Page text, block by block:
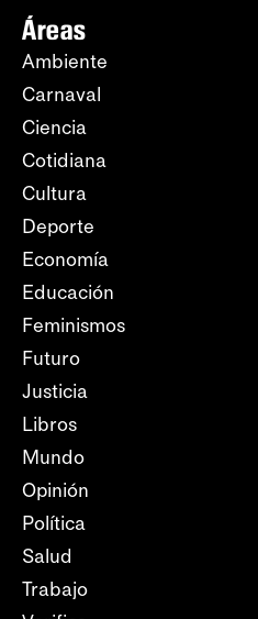
Áreas
Ambiente
Carnaval
Ciencia
Cotidiana
Cultura
Deporte
Economía
Educación
Feminismos
Futuro
Justicia
Libros
Mundo
Opinión
Política
Salud
Trabajo